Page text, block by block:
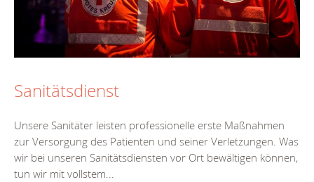
Sanitätsdienst
Unsere Sanitäter leisten professionelle erste Maßnahmen
zur Versorgung des Patienten und seiner Verletzungen. Was
wir bei unseren Sanitätsdiensten vor Ort bewältigen können,
tun wir mit vollstem...